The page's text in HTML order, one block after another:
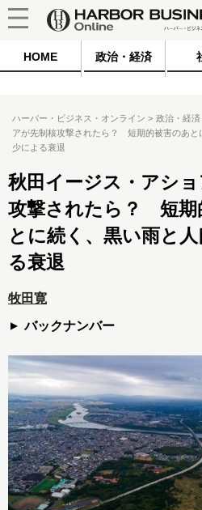
HOME 政治・経済
ハーバー・ビジネス・オンライン 政治・経済
アが先制核攻撃されたら？ 短期的被害のあと
少による衰退
秋田イージス・アシ
攻撃されたら？ 短期
とに続く、黒い雨と
る衰退
牧田寛
バックナンバー